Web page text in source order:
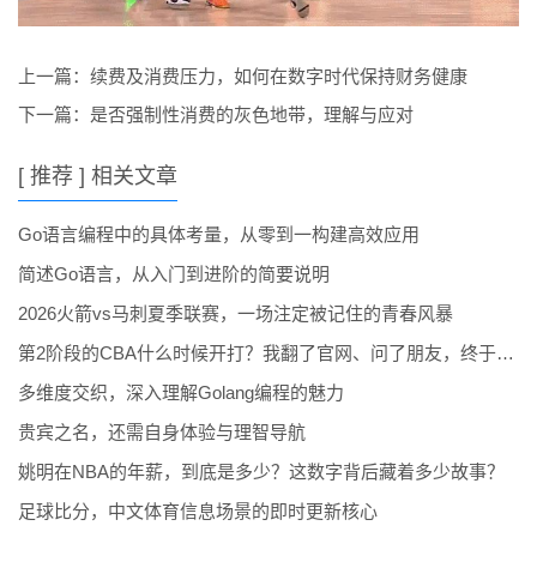
上一篇： 续费及消费压力，如何在数字时代保持财务健康
下一篇： 是否强制性消费的灰色地带，理解与应对
[ 推荐 ] 相关文章
Go语言编程中的具体考量，从零到一构建高效应用
简述Go语言，从入门到进阶的简要说明
2026火箭vs马刺夏季联赛，一场注定被记住的青春风暴
第2阶段的CBA什么时候开打？我翻了官网、问了朋友，终于整明白了
多维度交织，深入理解Golang编程的魅力
贵宾之名，还需自身体验与理智导航
姚明在NBA的年薪，到底是多少？这数字背后藏着多少故事？
足球比分，中文体育信息场景的即时更新核心